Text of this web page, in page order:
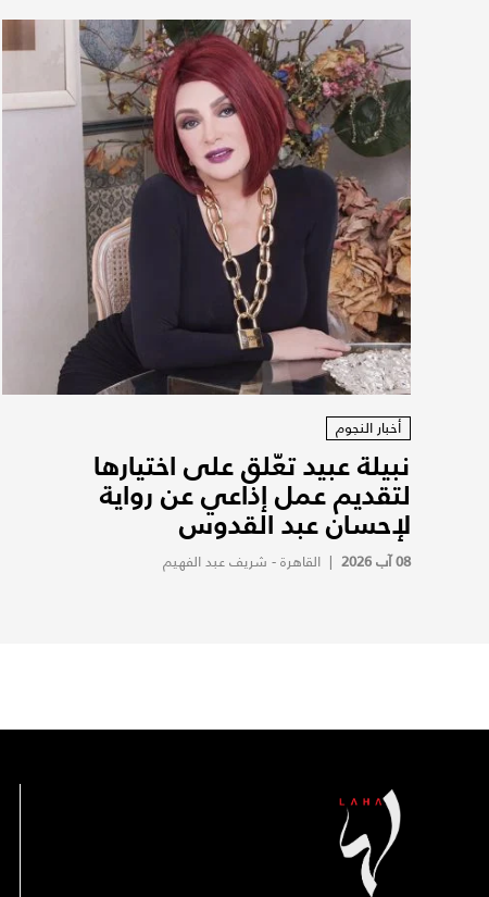
أخبار النجوم
نبيلة عبيد تعّلق على اختيارها
لتقديم عمل إذاعي عن رواية
لإحسان عبد القدوس
08 آب 2026 | القاهرة - شريف عبد الفهيم